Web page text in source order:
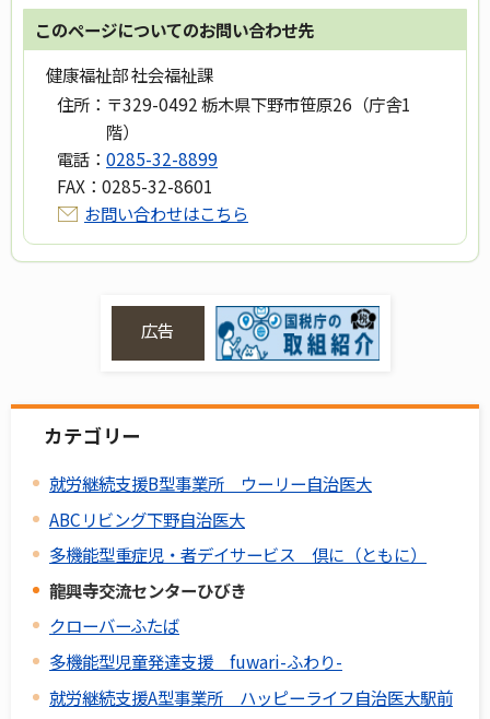
このページについてのお問い合わせ先
健康福祉部 社会福祉課
住所： 〒329-0492 栃木県下野市笹原26（庁舎1
階）
電話： 0285-32-8899
FAX： 0285-32-8601
お問い合わせはこちら
広告
カテゴリー
就労継続支援B型事業所 ウーリー自治医大
ABCリビング下野自治医大
多機能型重症児・者デイサービス 倶に（ともに）
龍興寺交流センターひびき
クローバーふたば
多機能型児童発達支援 fuwari-ふわり-
就労継続支援A型事業所 ハッピーライフ自治医大駅前